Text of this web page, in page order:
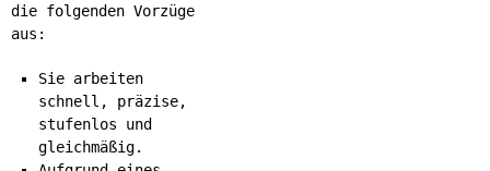
die folgenden Vorzüge
aus:
Sie arbeiten
schnell, präzise,
stufenlos und
gleichmäßig.